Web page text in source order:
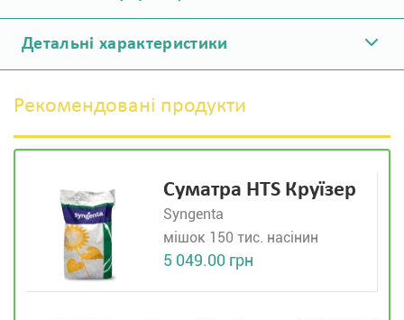
Детальні характеристики
Рекомендовані продукти
Суматра HTS Круїзер
Syngenta
мішок 150 тис. насінин
5 049.00 грн